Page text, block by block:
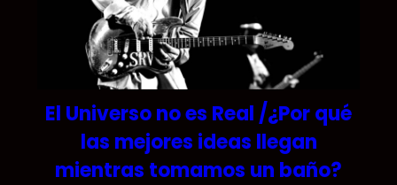
El Universo no es Real /¿Por qué
las mejores ideas llegan
mientras tomamos un baño?